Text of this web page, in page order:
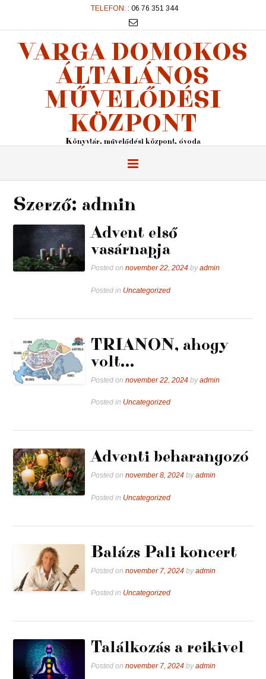
TELEFON: : 06 76 351 344
VARGA DOMOKOS
ÁLTALÁNOS
MŰVELŐDÉSI
KÖZPONT
Könyvtár, művelődési központ, óvoda
Szerző: admin
Advent első
vasárnapja
Posted onnovember 22, 2024 byadmin
Posted in Uncategorized
TRIANON, ahogy
volt…
Posted onnovember 22, 2024 byadmin
Posted in Uncategorized
Adventi beharangozó
Posted onnovember 8, 2024 byadmin
Posted in Uncategorized
Balázs Pali koncert
Posted onnovember 7, 2024 byadmin
Posted in Uncategorized
Találkozás a reikivel
Posted onnovember 7, 2024 byadmin